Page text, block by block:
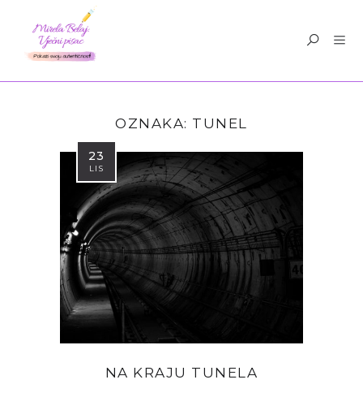
OZNAKA: TUNEL
23
LIS
NA KRAJU TUNELA